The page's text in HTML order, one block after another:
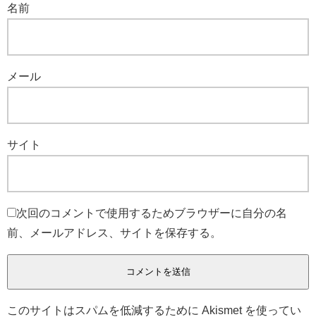
名前
メール
サイト
次回のコメントで使用するためブラウザーに自分の名
前、メールアドレス、サイトを保存する。
このサイトはスパムを低減するために Akismet を使ってい